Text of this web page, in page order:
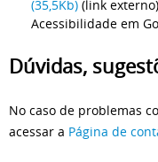
(35,5Kb) (link
Acessibilidade em
Dúvidas,
No caso de problemas
acessar a Página de